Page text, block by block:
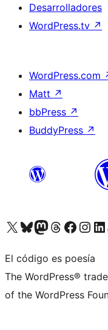
Desarrolladores
WordPress.tv ↗
WordPress.com
Matt ↗
bbPress ↗
BuddyPress ↗
Visita nuestra cuenta de X (anteriormente Twitter)
Visita nuestra cuenta de Bluesky
Visita nuestra cuenta de Mastodon
Visita nuestra cuenta de Threads
Visita nuestra página
Visita Visita
El código es poesía
The WordPress®
of the WordPress